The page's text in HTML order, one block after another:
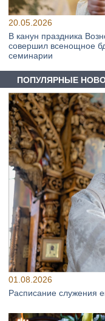
20.05.2026
В канун праздника
совершил всенощное
семинарии
ПОПУЛЯРНЫЕ
01.08.2026
Расписание служения